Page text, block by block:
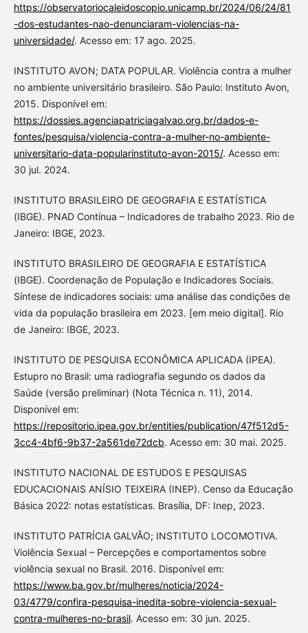
https://observatoriocaleidoscopio.unicamp.br/2024/06/24/81
-dos-estudantes-nao-denunciaram-violencias-na-
universidade/. Acesso em: 17 ago. 2025.
INSTITUTO AVON; DATA POPULAR. Violência contra a mulher
no ambiente universitário brasileiro. São Paulo: Instituto Avon,
2015. Disponível em:
https://dossies.agenciapatriciagalvao.org.br/dados-e-
fontes/pesquisa/violencia-contra-a-mulher-no-ambiente-
universitario-data-popularinstituto-avon-2015/. Acesso em:
30 jul. 2024.
INSTITUTO BRASILEIRO DE GEOGRAFIA E ESTATÍSTICA
(IBGE). PNAD Contínua – Indicadores de trabalho 2023. Rio de
Janeiro: IBGE, 2023.
INSTITUTO BRASILEIRO DE GEOGRAFIA E ESTATÍSTICA
(IBGE). Coordenação de População e Indicadores Sociais.
Síntese de indicadores sociais: uma análise das condições de
vida da população brasileira em 2023. [em meio digital]. Rio
de Janeiro: IBGE, 2023.
INSTITUTO DE PESQUISA ECONÔMICA APLICADA (IPEA).
Estupro no Brasil: uma radiografia segundo os dados da
Saúde (versão preliminar) (Nota Técnica n. 11), 2014.
Disponível em:
https://repositorio.ipea.gov.br/entities/publication/47f512d5-
3cc4-4bf6-9b37-2a561de72dcb. Acesso em: 30 mai. 2025.
INSTITUTO NACIONAL DE ESTUDOS E PESQUISAS
EDUCACIONAIS ANÍSIO TEIXEIRA (INEP). Censo da Educação
Básica 2022: notas estatísticas. Brasília, DF: Inep, 2023.
INSTITUTO PATRÍCIA GALVÃO; INSTITUTO LOCOMOTIVA.
Violência Sexual – Percepções e comportamentos sobre
violência sexual no Brasil. 2016. Disponível em:
https://www.ba.gov.br/mulheres/noticia/2024-
03/4779/confira-pesquisa-inedita-sobre-violencia-sexual-
contra-mulheres-no-brasil. Acesso em: 30 jun. 2025.